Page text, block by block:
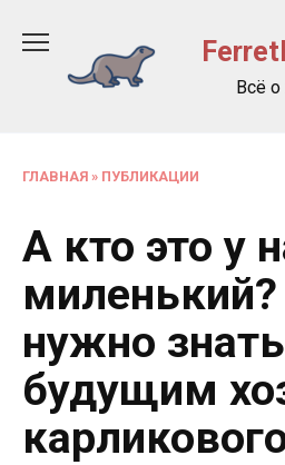
содержанию
Всё о
ГЛАВНАЯ » ПУБЛИКАЦИИ
А кто это у
нужно знать
будущим